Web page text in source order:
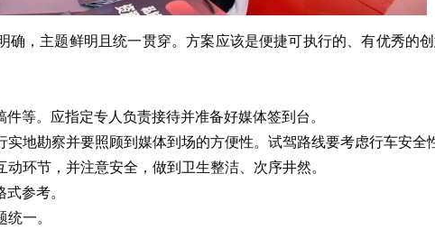
，主题鲜明且统一贯穿。方案应该是便捷可执行的、有优秀的
等。应指定专人负责接待并准备好媒体签到台。
地勘察并要照顾到媒体到场的方便性。试驾路线要考虑行车安全
环节，并注意安全，做到卫生整洁、次序井然。
参考。
一。